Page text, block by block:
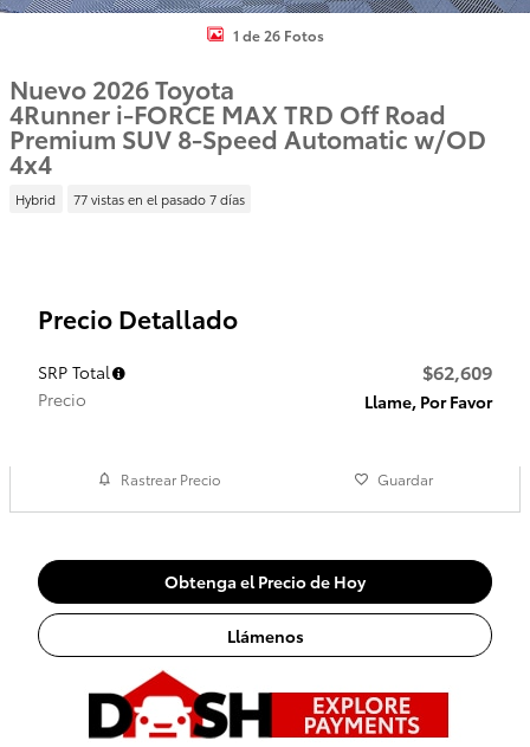
1 de 26 Fotos
Nuevo 2026 Toyota
4Runner i-FORCE MAX TRD Off Road
Premium SUV 8-Speed Automatic w/OD
4x4
Hybrid 77 vistas en el pasado 7 días
Precio Detallado
SRP Total $62,609
Precio Llame, Por Favor
Rastrear Precio Guardar
Obtenga el Precio de Hoy
Llámenos